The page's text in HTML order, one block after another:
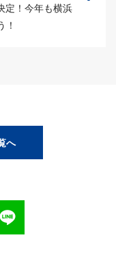
定！今年も横浜
！
へ